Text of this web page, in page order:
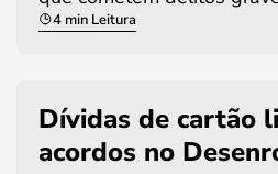
4 min Leitura
Dívidas de cartão
acordos no